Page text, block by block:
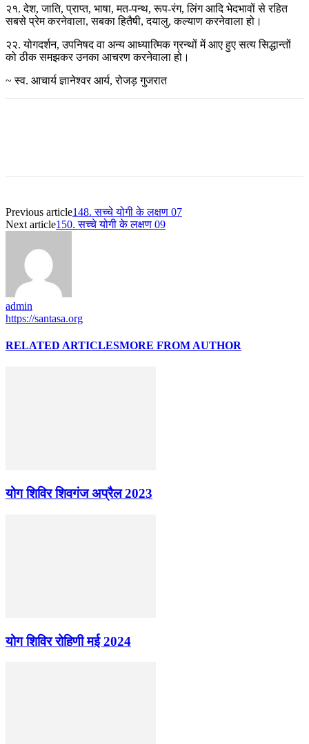
२१. देश, जाति, प्राप्त, भाषा, मत-पन्थ, रूप-रंग, लिंग आदि भेदभावों से रहित
सबसे प्रेम करनेवाला, सबका हितैषी, दयालु, कल्याण करनेवाला हो।
२२. योगदर्शन, उपनिषद वा अन्य आध्यात्मिक ग्रन्थों में आए हुए सत्य सिद्धान्तों
को ठीक समझकर उनका आचरण करनेवाला हो।
~ स्व. आचार्य ज्ञानेश्वर आर्य, रोजड़ गुजरात
Previous article148. सच्चे योगी के लक्षण 07
Next article150. सच्चे योगी के लक्षण 09
admin
https://santasa.org
RELATED ARTICLESMORE FROM AUTHOR
योग शिविर शिवगंज अप्रैल 2023
योग शिविर रोहिणी मई 2024